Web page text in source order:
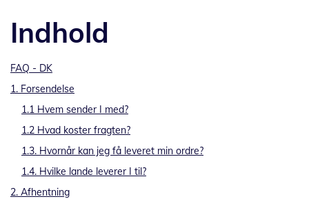
Indhold
FAQ - DK
1. Forsendelse
1.1 Hvem sender I med?
1.2 Hvad koster fragten?
1.3. Hvornår kan jeg få leveret min ordre?
1.4. Hvilke lande leverer I til?
2. Afhentning